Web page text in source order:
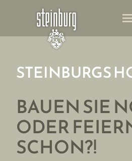
STEINBURGS
BAUEN SIE
ODER
SCHON?!